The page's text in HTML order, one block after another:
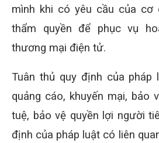
mình khi có yêu cầu của cơ
thẩm quyền để phục vụ
thương mại điện tử.
Tuân thủ quy định của pháp
quảng cáo, khuyến mại, bảo
tuệ, bảo vệ quyền lợi người
định của pháp luật có liên